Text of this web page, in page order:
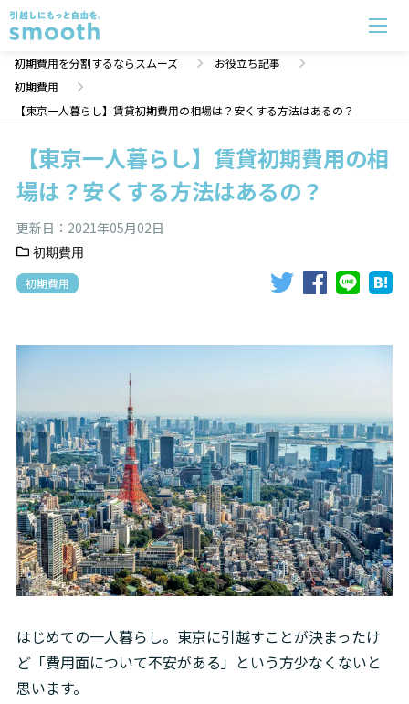
初期費用を分割するならスムーズ
お役立ち記事
初期費用
【東京一人暮らし】賃貸初期費用の相場は？安くする方法はあるの？
【東京一人暮らし】賃貸初期費用の相
場は？安くする方法はあるの？
更新日： 2021年05月02日
初期費用
初期費用
はじめての一人暮らし。東京に引越すことが決まったけ
ど「費用面について不安がある」という方少なくないと
思います。